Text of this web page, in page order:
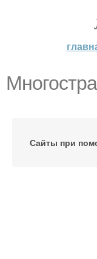
Сайты при